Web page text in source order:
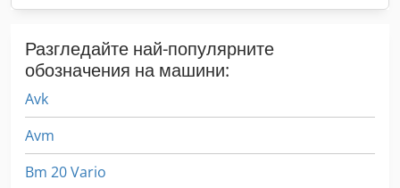
Разгледайте най-популярните
обозначения на машини:
Avk
Avm
Bm 20 Vario